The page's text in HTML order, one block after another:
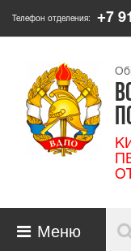
Телефон отделения: +7

 Меню